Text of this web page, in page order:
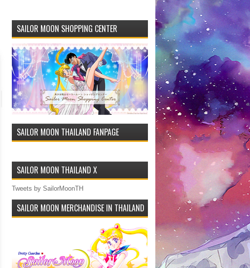
SAILOR MOON SHOPPING CENTER
SAILOR MOON THAILAND FANPAGE
SAILOR MOON THAILAND X
Tweets by SailorMoonTH
SAILOR MOON MERCHANDISE IN THAILAND